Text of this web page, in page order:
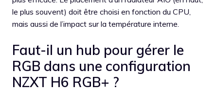
le plus souvent) doit être choisi en fonction du CPU,
mais aussi de l’impact sur la température interne.
Faut-il un hub pour gérer le
RGB dans une configuration
NZXT H6 RGB+ ?